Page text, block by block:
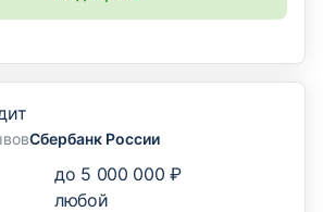
Сбербанк России
до 5 000 000 ₽
любой